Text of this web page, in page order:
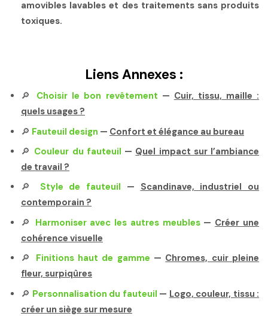
amovibles lavables et des traitements sans produits
toxiques.
Liens Annexes :
🔎 Choisir le bon revêtement — Cuir, tissu, maille :
quels usages ?
🔎 Fauteuil design — Confort et élégance au bureau
🔎 Couleur du fauteuil — Quel impact sur l’ambiance
de travail ?
🔎 Style de fauteuil — Scandinave, industriel ou
contemporain ?
🔎 Harmoniser avec les autres meubles— Créer une
cohérence visuelle
🔎 Finitions haut de gamme — Chromes, cuir pleine
fleur, surpiqûres
🔎 Personnalisation du fauteuil — Logo, couleur, tissu :
créer un siège sur mesure